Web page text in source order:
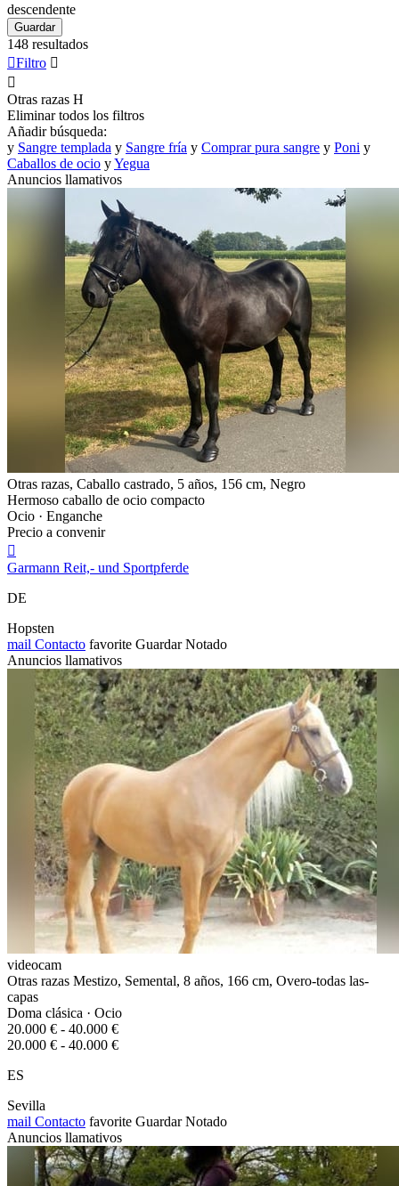
descendente
Guardar
148 resultados
Filtro 

Otras razas H
Eliminar todos los filtros
Añadir búsqueda:
y Sangre templada y Sangre fría y Comprar pura sangre y Poni y
Caballos de ocio yYegua
Anuncios llamativos
Otras razas, Caballo castrado, 5 años, 156 cm, Negro
Hermoso caballo de ocio compacto
Ocio · Enganche
Precio a convenir

Garmann Reit,- und Sportpferde
DE
Hopsten
mail Contacto favorite Guardar Notado
Anuncios llamativos
videocam
Otras razas Mestizo, Semental, 8 años, 166 cm, Overo-todas las-
capas
Doma clásica · Ocio
20.000 € - 40.000 €
20.000 € - 40.000 €
ES
Sevilla
mail Contacto favorite Guardar Notado
Anuncios llamativos